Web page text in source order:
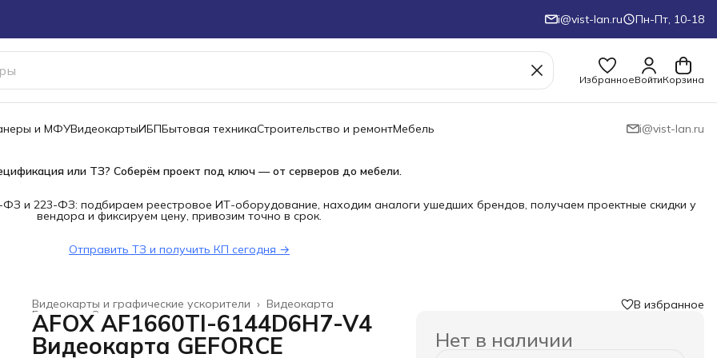
i@vist-lan.ru Пн-Пт, 10-18
ИзбранноеВойтиКорзина
и МФУВидеокартыИБПБытовая техникаСтроительство и ремонтМебель i@vist-lan.ru
или ТЗ? Соберём проект под ключ — от серверов до мебели.
и 223-ФЗ: подбираем реестровое ИТ-оборудование, находим аналоги ушедших брендов, получаем проектные скидки у
вендора и фиксируем цену, привозим точно в срок.
Отправить ТЗ и получить КП сегодня →
Видеокарта
Видеокарты и графические ускорители ›
Электроника ›
Главная ›
AFOX AF1660TI-6144D6H7-V4
Видеокарта GEFORCE
В избранное
Нет в наличии